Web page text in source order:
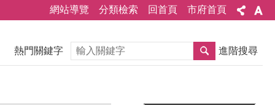
網站導覽 分類檢索 回首頁 市府首頁
熱門關鍵字 搜尋 進階搜尋